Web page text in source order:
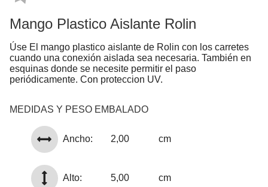
Mango Plastico Aislante Rolin
Úse El mango plastico aislante de Rolin con los carretes
cuando una conexión aislada sea necesaria. También en
esquinas donde se necesite permitir el paso
periódicamente. Con proteccion UV.
MEDIDAS Y PESO EMBALADO
Ancho: 2,00 cm
Alto: 5,00 cm